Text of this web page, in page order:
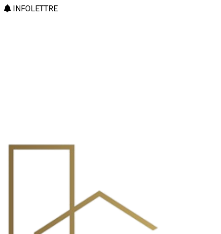
INFOLETTRE